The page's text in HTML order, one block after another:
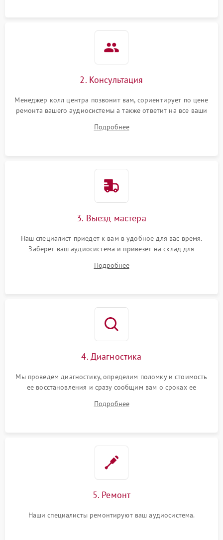
2. Консультация
Менеджер колл центра позвонит вам, сориентирует по цене
ремонта вашего аудиосистемы а также ответит на все ваши
Подробнее
3. Выезд мастера
Наш специалист приедет к вам в удобное для вас время.
Заберет ваш аудиосистема и привезет на склад для
Подробнее
4. Диагностика
Мы проведем диагностику, определим поломку и стоимость
ее восстановления и сразу сообщим вам о сроках ее
Подробнее
5. Ремонт
Наши специалисты ремонтируют ваш аудиосистема.